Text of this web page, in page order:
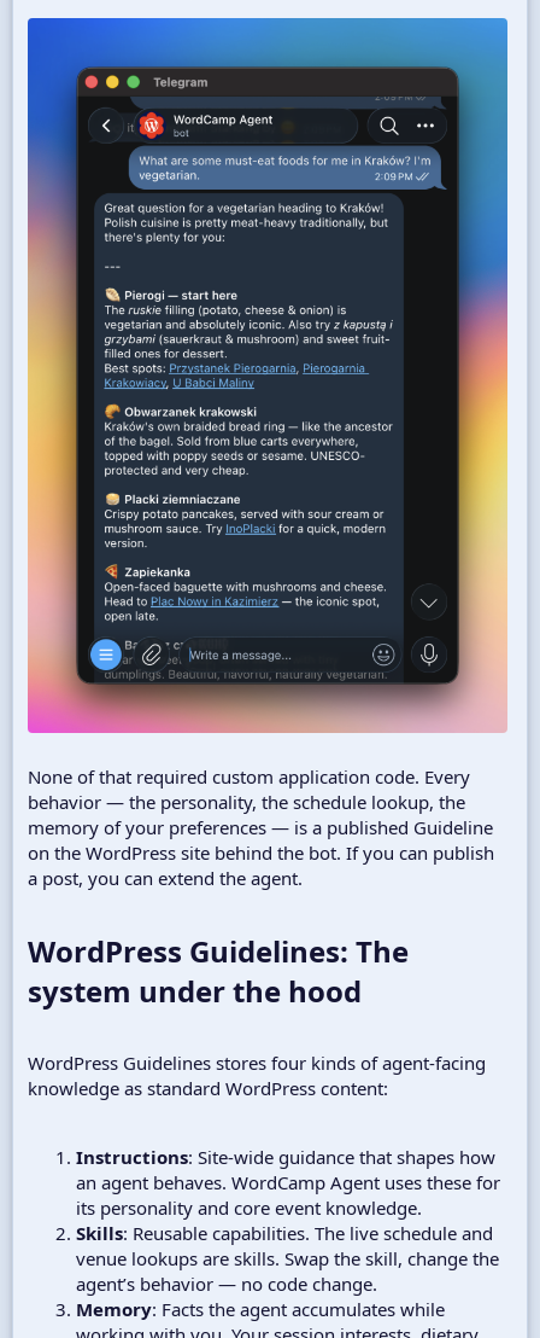
None of that required custom application code. Every
behavior — the personality, the schedule lookup, the
memory of your preferences — is a published Guideline
on the WordPress site behind the bot. If you can publish
a post, you can extend the agent.
WordPress Guidelines: The
system under the hood​
WordPress Guidelines stores four kinds of agent-facing
knowledge as standard WordPress content:
Instructions: Site-wide guidance that shapes how
an agent behaves. WordCamp Agent uses these for
its personality and core event knowledge.
Skills: Reusable capabilities. The live schedule and
venue lookups are skills. Swap the skill, change the
agent’s behavior — no code change.
Memory: Facts the agent accumulates while